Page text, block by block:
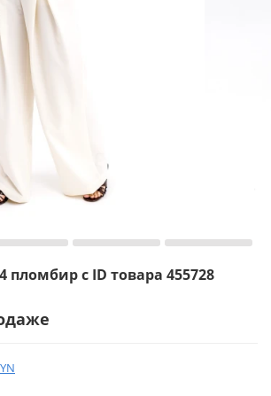
пломбир с ID товара 455728